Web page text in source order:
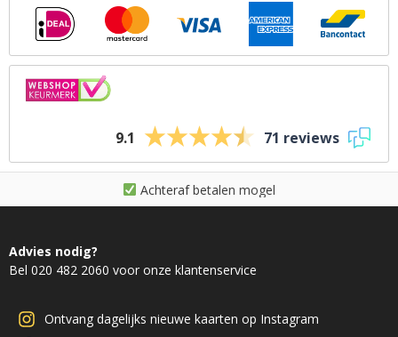
9.1 71 reviews
Achteraf betalen mogel
Advies nodig?
Bel 020 482 2060 voor onze klantenservice
Ontvang dagelijks nieuwe kaarten op Instagram